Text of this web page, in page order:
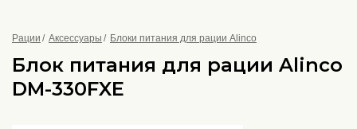
Рации Аксессуары Блоки питания для рации Alinco
Блок питания для рации Alinco
DM-330FXE